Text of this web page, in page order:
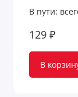
Пикник и
Пляж
В пути:
129 ₽
В